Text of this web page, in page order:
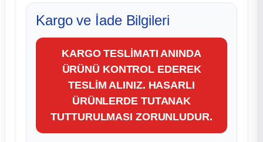
Kargo ve İade Bilgileri
KARGO TESLİMATI ANINDA
ÜRÜNÜ KONTROL EDEREK
TESLİM ALINIZ. HASARLI
ÜRÜNLERDE TUTANAK
TUTTURULMASI ZORUNLUDUR.